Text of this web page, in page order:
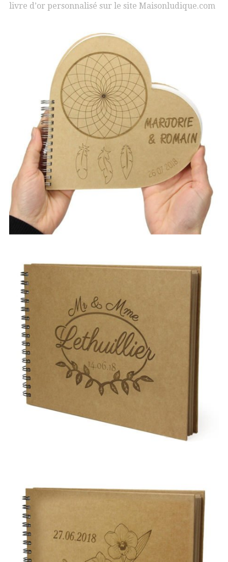
livre d’or personnalisé sur le site Maisonludique.com